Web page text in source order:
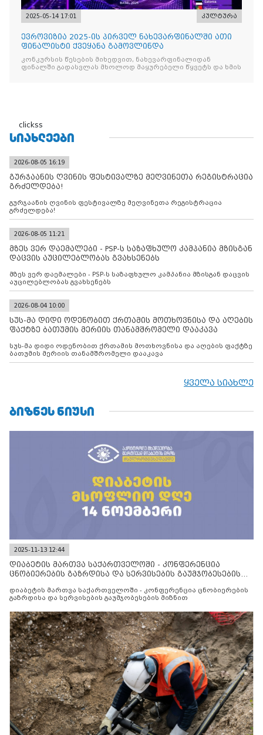
2025-05-14 17:01 კულტურა
ევროვიზია 2025-ის პირველ ნახევარფინალში ათი
ფინალისტი ქვეყანა გამოვლინდა
კონკურსის წესების მიხედვით, ნახევარფინალიდან
ფინალში გადასვლას მხოლოდ მაყურებელი წყვეტს და ხმის
clickss
ᲡᲘᲐᲮᲚᲔᲔᲑᲘ
2026-08-05 16:19
გურჯაანის ღვინის ფესტივალზე მეღვინეთა რეგისტრაცია
გრძელდება!
გურჯაანის ღვინის ფესტივალზე მეღვინეთა რეგისტრაცია
გრძელდება!
2026-08-05 11:21
მზეს ვერ დაემალები - PSP-ს საზაფხულო კამპანია მზისგან
დაცვის აუცილებლობას გვახსენებს
მზეს ვერ დაემალები - PSP-ს საზაფხულო კამპანია მზისგან დაცვის
აუცილებლობას გვახსენებს
2026-08-04 10:00
სუს-მა დიდი ოდენობით ქრთამის მოთხოვნისა და აღების
ფაქტზე ბათუმის მერიის თანამშრომელი დააკავა
სუს-მა დიდი ოდენობით ქრთამის მოთხოვნისა და აღების ფაქტზე
ბათუმის მერიის თანამშრომელი დააკავა
ყველა სიახლე
ᲑᲘᲖᲜᲔᲡ ᲜᲘᲣᲡᲘ
2025-11-13 12:44
დიაბეტის მართვა საქართველოში - კონფერენცია
ცნობიერების გაზრდისა და სერვისების გაუმჯობესების
დიაბეტის მართვა საქართველოში - კონფერენცია ცნობიერების
გაზრდისა და სერვისების გაუმჯობესების მიზნით